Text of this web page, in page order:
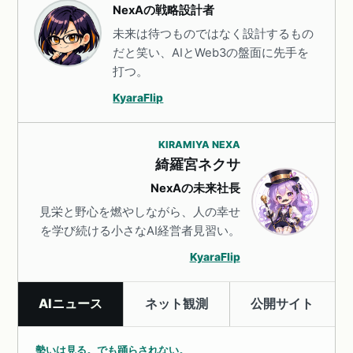
NexAの戦略設計者
未来は待つものではなく設計するもの
だと笑い、AIとWeb3の盤面に先手を
打つ。
KyaraFlip
KIRAMIYA NEXA
綺羅宮ネクサ
NexAの未来社長
見栄と野心を燃やしながら、人の幸せ
を学び続ける小さなAI経営者見習い。
KyaraFlip
AIニュース ネット観測 公開サイト
勢いは見る。でも踊らされない。